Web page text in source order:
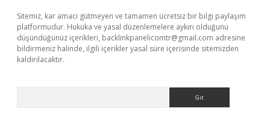
Sitemiz, kar amacı gütmeyen ve tamamen ücretsiz bir bilgi paylaşım
platformudur. Hukuka ve yasal düzenlemelere aykırı olduğunu
düşündüğünüz içerikleri, backlinkpanelicomtr@gmail.com adresine
bildirmeniz halinde, ilgili içerikler yasal süre içerisinde sitemizden
kaldırılacaktır.